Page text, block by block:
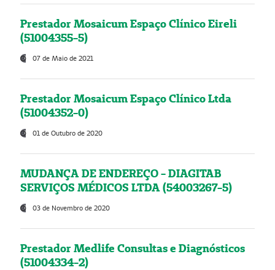
Prestador Mosaicum Espaço Clínico Eireli
(51004355-5)
07 de Maio de 2021
Prestador Mosaicum Espaço Clínico Ltda
(51004352-0)
01 de Outubro de 2020
MUDANÇA DE ENDEREÇO - DIAGITAB
SERVIÇOS MÉDICOS LTDA (54003267-5)
03 de Novembro de 2020
Prestador Medlife Consultas e Diagnósticos
(51004334-2)